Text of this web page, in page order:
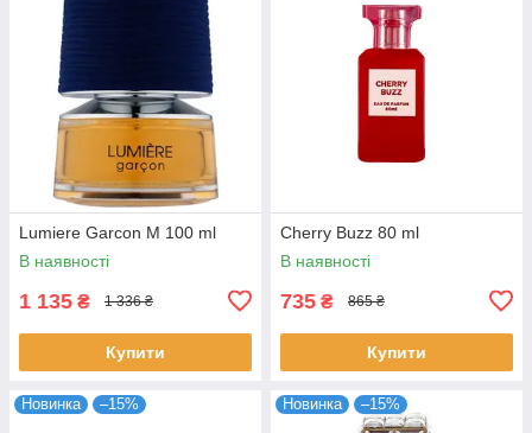
Lumiere Garcon M 100 ml
В наявності
1 135 ₴ 1 336 ₴
Купити
Cherry Buzz 80 ml
В наявності
735 ₴ 865 ₴
Купити
Новинка –15% Новинка –15%